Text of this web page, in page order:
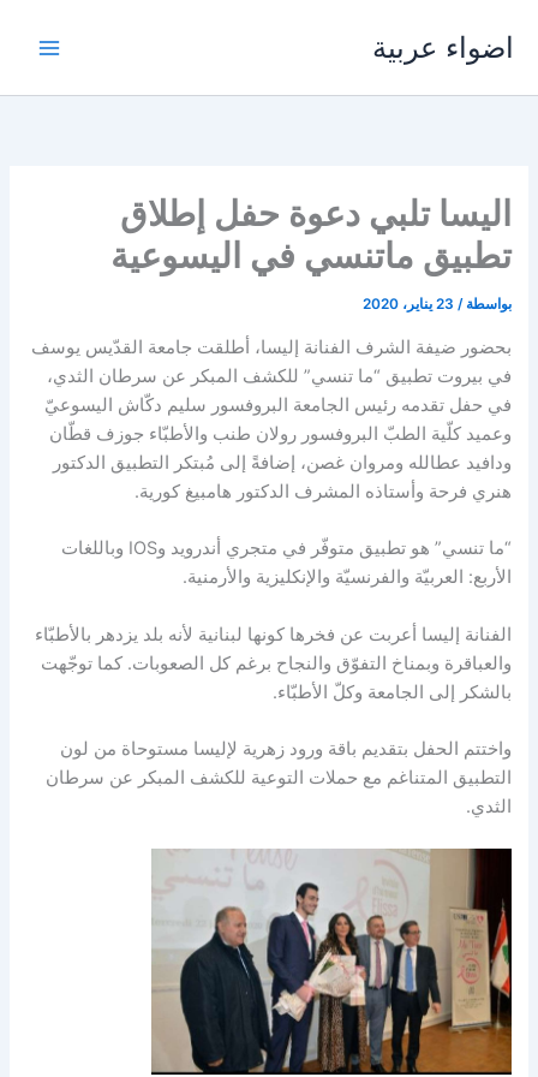
اضواء عربية
اليسا تلبي دعوة حفل إطلاق
تطبيق ماتنسي في اليسوعية
بواسطة / 23 يناير، 2020
بحضور ضيفة الشرف الفنانة إليسا، أطلقت جامعة القدّيس يوسف
في بيروت تطبيق “ما تنسي” للكشف المبكر عن سرطان الثدي،
في حفل تقدمه رئيس الجامعة البروفسور سليم دكّاش اليسوعيّ
وعميد كلّية الطبّ البروفسور رولان طنب والأطبّاء جوزف قطّان
ودافيد عطالله ومروان غصن، إضافةً إلى مُبتكر التطبيق الدكتور
هنري فرحة وأستاذه المشرف الدكتور هامبيغ كورية.
“ما تنسي” هو تطبيق متوفّر في متجري أندرويد وIOS وباللغات
الأربع: العربيّة والفرنسيّة والإنكليزية والأرمنية.
الفنانة إليسا أعربت عن فخرها كونها لبنانية لأنه بلد يزدهر بالأطبّاء
والعباقرة وبمناخ التفوّق والنجاح برغم كل الصعوبات. كما توجّهت
بالشكر إلى الجامعة وكلّ الأطبّاء.
واختتم الحفل بتقديم باقة ورود زهرية لإليسا مستوحاة من لون
التطبيق المتناغم مع حملات التوعية للكشف المبكر عن سرطان
الثدي.